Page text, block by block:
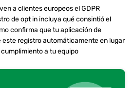
a clientes europeos el GDPR
de opt in incluya qué consintió el
confirma que tu aplicación de
este registro automáticamente en lugar
a tu equipo